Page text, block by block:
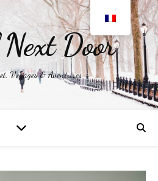
Door
Voyages & Aventures